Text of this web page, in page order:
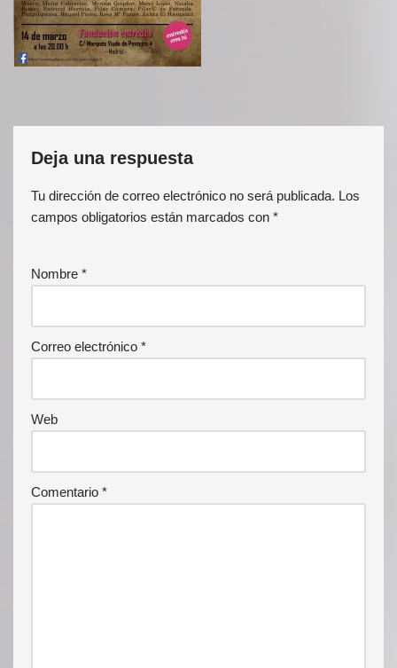
Deja una respuesta
Tu dirección de correo electrónico no será publicada. Los
campos obligatorios están marcados con *
Nombre *
Correo electrónico *
Web
Comentario *